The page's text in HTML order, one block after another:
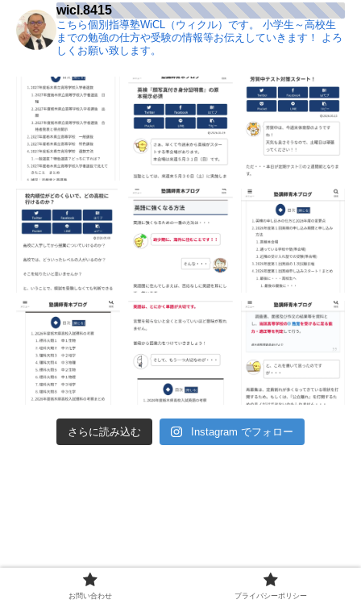
wicl.8415
こちら個別指導塾WiCL（ウィクル）です。
小学生～高校生
までの勉強の仕方や受験の情報等お伝えしていきます！
よろ
しくお願い致します。
さらに読み込む Instagram でフォロー
お問い合わせ プライバシーポリシー